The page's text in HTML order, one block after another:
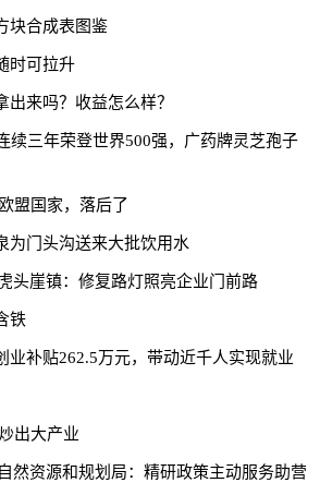
块合成表图鉴
时可拉升
来吗？收益怎么样？
续三年荣登世界500强，广药牌灵芝孢子
盟国家，落后了
为门头沟送来大批饮用水
头崖镇：修复路灯照亮企业门前路
铁
业补贴262.5万元，带动近千人实现就业
出大产业
然资源和规划局：精研政策主动服务助营